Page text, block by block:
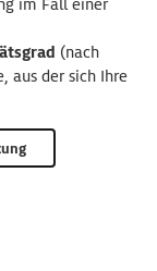
jährlichen
sich
aus.
Unfall
Deshalb
ab einem
Prozent bis
drei
Jahren ist
im Fall einer
(nach
aus der sich Ihre